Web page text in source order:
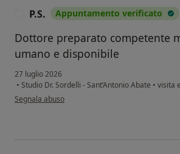
P.S. Appuntamento verificato
Dottore preparato competente
umano e disponibile
27 luglio 2026
• Studio Dr. Sordelli - Sant’Antonio Abate • visita
secondo l'opinione dell'utente P.S.
Segnala abuso